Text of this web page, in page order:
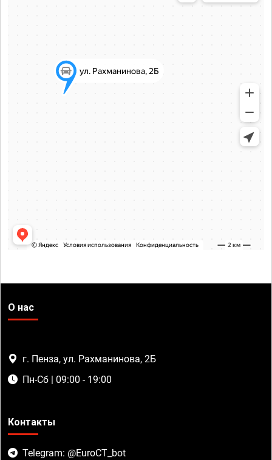
О нас
г. Пенза, ул. Рахманинова, 2Б
Пн-Сб | 09:00 - 19:00
Контакты
Telegram: @EuroCT_bot